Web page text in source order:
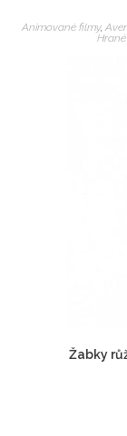
Animované filmy,
Žabky